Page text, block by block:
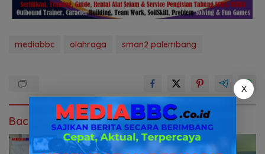
mediabbc olahraga sman2 palembang
Baca Juga
X